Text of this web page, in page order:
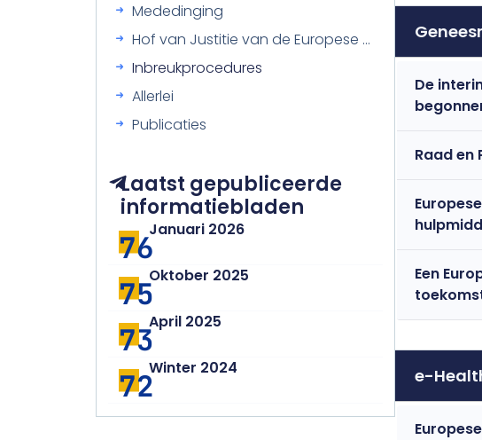
De
Raad
Een
e-
Mededinging
Hof van Justitie van de Europese Unie
Inbreukprocedures
Allerlei
Publicaties
Laatst gepubliceerde
informatiebladen
76Januari 2026
75Oktober 2025
73April 2025
72Winter 2024